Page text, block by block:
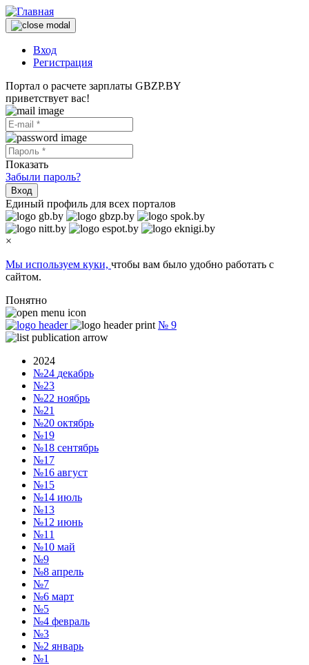
Вход
Регистрация
Портал о расчете зарплаты GBZP.BY
приветствует вас!
Показать
Забыли пароль?
Вход
Единый профиль для всех порталов
×
Мы используем куки, чтобы вам было удобно работать с
сайтом.
Понятно
№ 9
2024
№24 декабрь
№23
№22 ноябрь
№21
№20 октябрь
№19
№18 сентябрь
№17
№16 август
№15
№14 июль
№13
№12 июнь
№11
№10 май
№9
№8 апрель
№7
№6 март
№5
№4 февраль
№3
№2 январь
№1